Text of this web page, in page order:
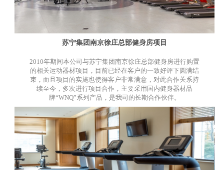
苏宁集团南京徐庄总部健身房项目
2010年期间本公司与苏宁集团南京徐庄总部健身房进行购置
的相关运动器材项目，目前已经在客户的一致好评下圆满结
束，而且项目的实施也使得客户非常满意，对此合作关系持
续至今，多次进行项目合作，主要采用国内健身器材品
牌“WNQ”系列产品，是我司的长期合作伙伴。